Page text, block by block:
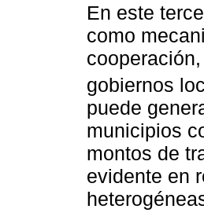
En este
como
gobiernos
puede
municipios
montos de
evidente en